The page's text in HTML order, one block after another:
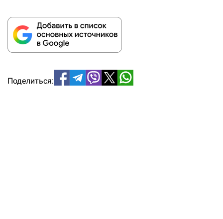
Поделиться: